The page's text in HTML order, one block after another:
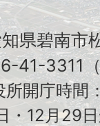
県碧南市
41-3311
所開庁時間
・12月29